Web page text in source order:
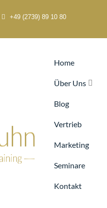
+49 (2739) 89 10 80
Home
Über Uns
Blog
Vertrieb
Marketing
Seminare
Kontakt